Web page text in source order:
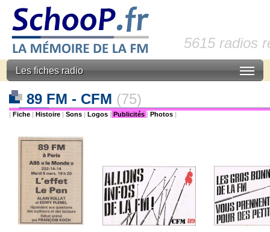
5615 radios
Les fiches radio
89 FM - CFM (75)
| Fiche | Histoire | Sons | Logos | Publicités | Photos |